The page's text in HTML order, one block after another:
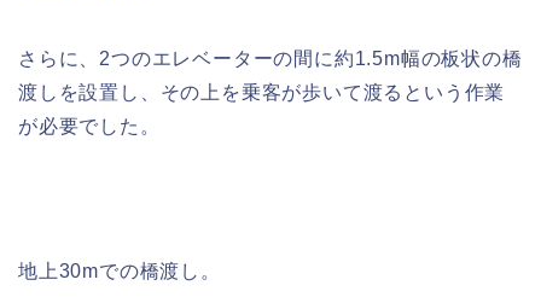
さらに、2つのエレベーターの間に約1.5m幅の板状の橋
渡しを設置し、その上を乗客が歩いて渡るという作業
が必要でした。
地上30mでの橋渡し。